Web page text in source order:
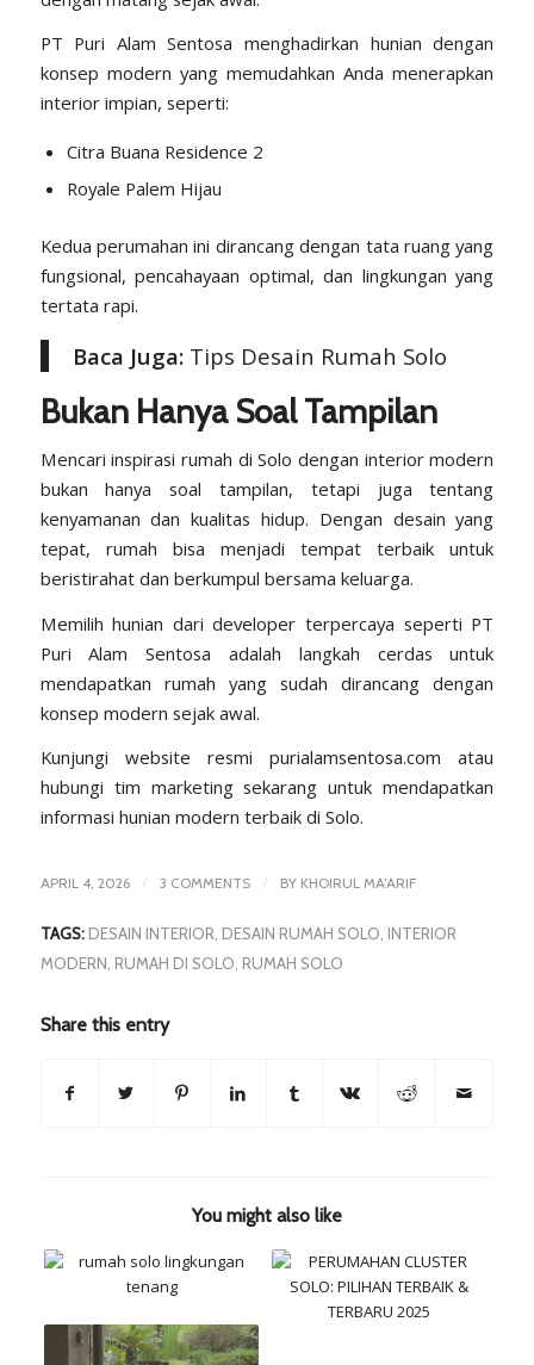
PT Puri Alam Sentosa menghadirkan hunian dengan
konsep modern yang memudahkan Anda menerapkan
interior impian, seperti:
Citra Buana Residence 2
Royale Palem Hijau
Kedua perumahan ini dirancang dengan tata ruang yang
fungsional, pencahayaan optimal, dan lingkungan yang
tertata rapi.
Baca Juga: Tips Desain Rumah Solo
Bukan Hanya Soal Tampilan
Mencari inspirasi rumah di Solo dengan interior modern
bukan hanya soal tampilan, tetapi juga tentang
kenyamanan dan kualitas hidup. Dengan desain yang
tepat, rumah bisa menjadi tempat terbaik untuk
beristirahat dan berkumpul bersama keluarga.
Memilih hunian dari developer terpercaya seperti PT
Puri Alam Sentosa adalah langkah cerdas untuk
mendapatkan rumah yang sudah dirancang dengan
konsep modern sejak awal.
Kunjungi website resmipurialamsentosa.com atau
hubungi tim marketing sekarang untuk mendapatkan
informasi hunian modern terbaik di Solo.
APRIL 4, 2026 / 3 COMMENTS / BY KHOIRUL MA’ARIF
TAGS: DESAIN INTERIOR DESAIN RUMAH SOLO INTERIOR
MODERN RUMAH DI SOLO RUMAH SOLO
Share this entry
You might also like